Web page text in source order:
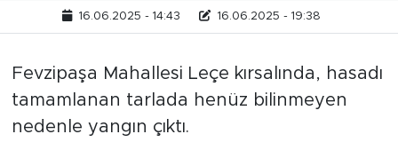
16.06.2025 - 14:43 16.06.2025 - 19:38
Fevzipaşa Mahallesi Leçe kırsalında, hasadı
tamamlanan tarlada henüz bilinmeyen
nedenle yangın çıktı.